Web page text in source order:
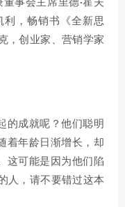
事会主席里德·霍夫
利，畅销书《全新思
，创业家、营销学家
的成就呢？他们聪明
着年龄日渐增长，却
这可能是因为他们陷
人，请不要错过这本